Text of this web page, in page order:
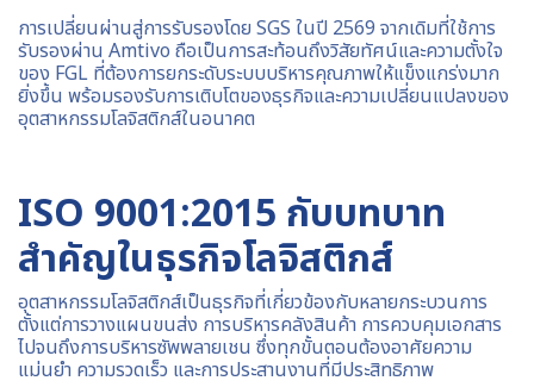
การเปลี่ยนผ่านสู่การรับรองโดย SGS ในปี 2569 จากเดิมที่ใช้การ
รับรองผ่าน Amtivo ถือเป็นการสะท้อนถึงวิสัยทัศน์และความตั้งใจ
ของ FGL ที่ต้องการยกระดับระบบบริหารคุณภาพให้แข็งแกร่งมาก
ยิ่งขึ้น พร้อมรองรับการเติบโตของธุรกิจและความเปลี่ยนแปลงของ
อุตสาหกรรมโลจิสติกส์ในอนาคต
ISO 9001:2015 กับบทบาท
สำคัญในธุรกิจโลจิสติกส์
อุตสาหกรรมโลจิสติกส์เป็นธุรกิจที่เกี่ยวข้องกับหลายกระบวนการ
ตั้งแต่การวางแผนขนส่ง การบริหารคลังสินค้า การควบคุมเอกสาร
ไปจนถึงการบริหารซัพพลายเชน ซึ่งทุกขั้นตอนต้องอาศัยความ
แม่นยำ ความรวดเร็ว และการประสานงานที่มีประสิทธิภาพ